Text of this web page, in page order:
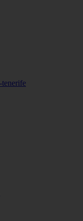
tenerife